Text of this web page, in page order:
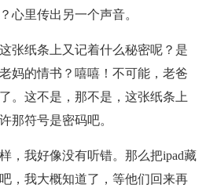
心里传出另一个声音。
张纸条上又记着什么秘密呢？是
妈的情书？嘻嘻！不可能，老爸
。这不是，那不是，这张纸条上
那符号是密码吧。
，我好像没有听错。那么把ipad藏
，我大概知道了，等他们回来再